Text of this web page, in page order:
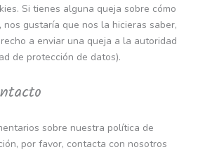
Si tienes alguna queja sobre cómo
gustaría que nos la hicieras saber,
a enviar una queja a la autoridad
de protección de datos).
sobre nuestra política de
por favor, contacta con nosotros